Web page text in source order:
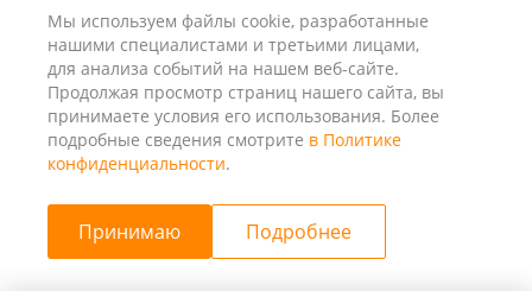
Мы используем файлы cookie, разработанные
нашими специалистами и третьими лицами,
для анализа событий на нашем веб-сайте.
Продолжая просмотр страниц нашего сайта, вы
принимаете условия его использования. Более
подробные сведения смотрите в Политике
конфиденциальности.
Принимаю Подробнее